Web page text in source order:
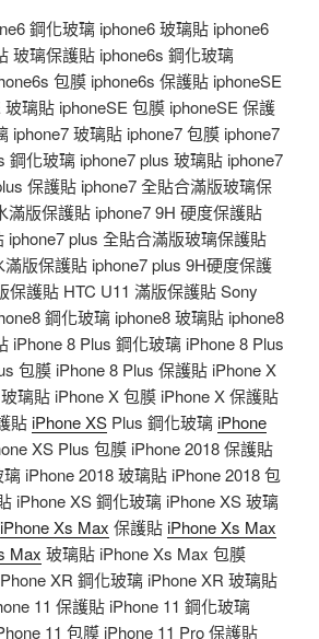
鋼化玻璃 iphone6 玻璃貼 iphone6
玻璃保護貼 iphone6s 鋼化玻璃
包膜 iphone6s 保護貼 iphoneSE
璃貼 iphoneSE 包膜 iphoneSE 保護
iphone7 玻璃貼 iphone7 包膜 iphone7
鋼化玻璃 iphone7 plus 玻璃貼 iphone7
保護貼 iphone7 全貼合滿版玻璃保
滿版保護貼 iphone7 9H 硬度保護貼
iphone7 plus 全貼合滿版玻璃保護貼
版保護貼 iphone7 plus 9H硬度保護
保護貼 HTC U11 滿版保護貼 Sony
鋼化玻璃 iphone8 玻璃貼 iphone8
iPhone 8 Plus 鋼化玻璃 iPhone 8 Plus
包膜 iPhone 8 Plus 保護貼 iPhone X
璃貼 iPhone X 包膜 iPhone X 保護貼
貼iPhone XS Plus 鋼化玻璃iPhone
XS Plus 包膜 iPhone 2018 保護貼
iPhone 2018 玻璃貼 iPhone 2018 包
iPhone XS 鋼化玻璃 iPhone XS 玻璃
iPhone Xs Max 保護貼iPhone Xs Max
Max 玻璃貼 iPhone Xs Max 包膜
XR 鋼化玻璃 iPhone XR 玻璃貼
11 保護貼 iPhone 11 鋼化玻璃
11 包膜 iPhone 11 Pro 保護貼